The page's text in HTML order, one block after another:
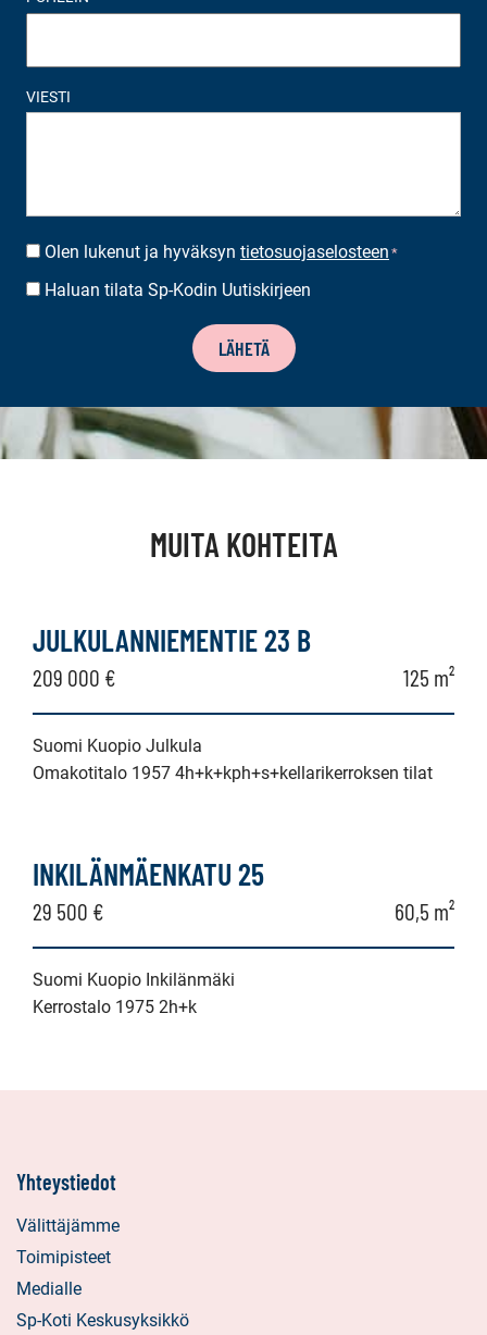
VIESTI
SUOSTUMUS*
Olen lukenut ja hyväksyn tietosuojaselosteen *
UUTISKIRJEEN
Haluan tilata Sp-Kodin Uutiskirjeen
LÄHETÄ
MUITA KOHTEITA
JULKULANNIEMENTIE 23 B
209 000 € 125 m²
Suomi Kuopio Julkula
Omakotitalo 1957 4h+k+kph+s+kellarikerroksen tilat
INKILÄNMÄENKATU 25
29 500 € 60,5 m²
Suomi Kuopio Inkilänmäki
Kerrostalo 1975 2h+k
Yhteystiedot
Välittäjämme
Toimipisteet
Medialle
Sp-Koti Keskusyksikkö